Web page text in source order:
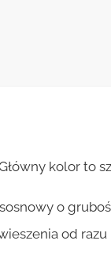
kolor to
o
od razu